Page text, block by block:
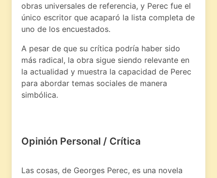
obras universales de referencia, y Perec fue el
único escritor que acaparó la lista completa de
uno de los encuestados.
A pesar de que su crítica podría haber sido
más radical, la obra sigue siendo relevante en
la actualidad y muestra la capacidad de Perec
para abordar temas sociales de manera
simbólica.
Opinión Personal / Crítica
Las cosas, de Georges Perec, es una novela